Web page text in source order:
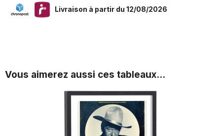
Livraison à partir du 12/08/2026
Vous aimerez aussi ces tableaux...